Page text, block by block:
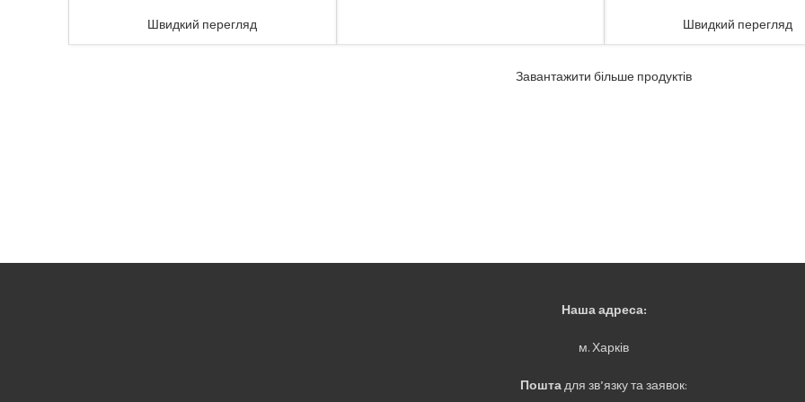
Швидкий перегляд Швидкий перегляд
Завантажити більше продуктів
Наша адреса:
м. Харків
Поштадля зв’язку та заявок: